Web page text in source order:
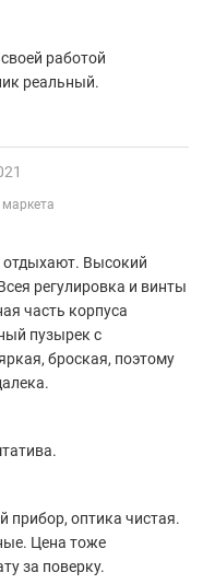
работой
реальный.
отдыхают. Высокий
регулировка и винты
часть корпуса
пузырек с
броская, поэтому
прибор, оптика чистая.
Цена тоже
за поверку.